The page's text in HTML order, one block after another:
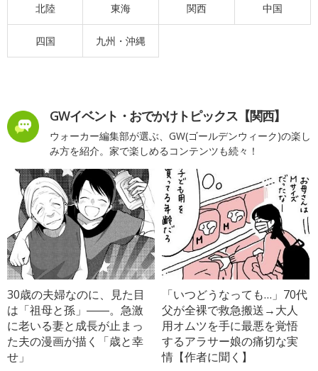
北陸 東海 関西 中国
四国 九州・沖縄
GWイベント・おでかけトピックス【関西】
ウォーカー編集部が選ぶ、GW(ゴールデンウィーク)の楽し
み方を紹介。家で楽しめるコンテンツも続々！
30歳の夫婦なのに、見た目
は「祖母と孫」――。急激
に老いる妻と成長が止まっ
た夫の漫画が描く「歳と幸
せ」
「いつどうなっても…」70代
父が全裸で救急搬送→大人
用オムツを手に最悪を覚悟
するアラサー娘の痛切な実
情【作者に聞く】